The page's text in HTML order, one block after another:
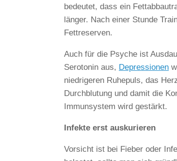
bedeutet, dass ein
länger. Nach einer Stunde
Fettreserven.
Auch für die Psyche ist
Serotonin aus, Depressionen
niedrigeren Ruhepuls, das
Durchblutung und damit die
Immunsystem wird gestärkt.
Infekte erst auskurieren
Vorsicht ist bei Fieber oder